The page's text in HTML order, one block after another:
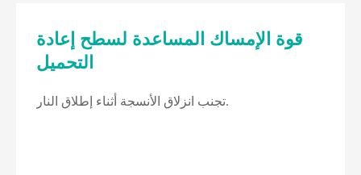
قوة الإمساك المساعدة لسطح إعادة
التحميل
تجنب انزلاق الأنسجة أثناء إطلاق النار.